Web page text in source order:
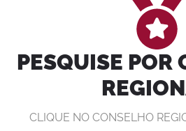
PESQUISE POR
CLIQUE NO CONSELHO